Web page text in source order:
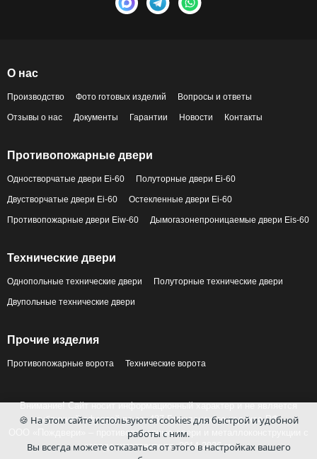
О нас
Производство Фото готовых изделий Вопросы и ответы
Отзывы о нас Документы Гарантии Новости Контакты
Противопожарные двери
Одностворчатые двери Ei-60 Полуторные двери Ei-60
Двустворчатые двери Ei-60 Остекленные двери Ei-60
Противопожарные двери Eiw-60 Дымогазонепроницаемые двери Eis-60
Технические двери
Однопольные технические двери Полуторные технические двери
Двупольные технические двери
Прочие изделия
Противопожарные ворота Технические ворота
Внимание! Сайт носит информационный характер и не является
публичной офертой по ст. 437 Гражданского кодекса РФ.
ООО «Пождвери» – противопожарные двери и металлоконструкции с
завода-изготовителя, 2014-2026 гг.
🍪 На этом сайте используются cookies для быстрой и удобной
работы с ним.
Вы всегда можете отказаться от этого в настройках вашего